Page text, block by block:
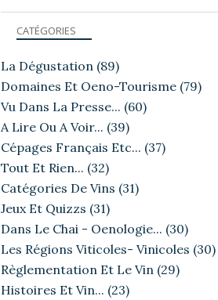
CATÉGORIES
La Dégustation (89)
Domaines Et Oeno-Tourisme (79)
Vu Dans La Presse... (60)
A Lire Ou A Voir... (39)
Cépages Français Etc... (37)
Tout Et Rien... (32)
Catégories De Vins (31)
Jeux Et Quizzs (31)
Dans Le Chai - Oenologie... (30)
Les Régions Viticoles- Vinicoles (30)
Règlementation Et Le Vin (29)
Histoires Et Vin... (23)